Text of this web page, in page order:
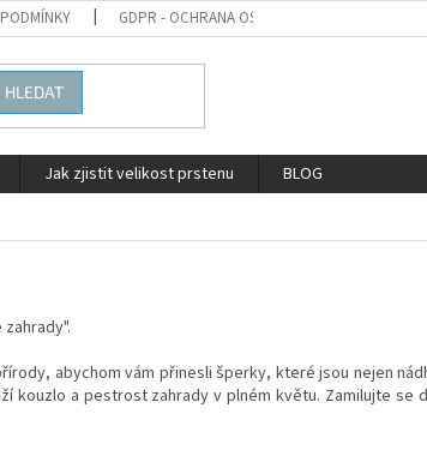
GDPR - OCHRANA OSOBNÍCH ÚDAJŮ
HLEDAT
Jak zjistit velikost prstenu
BLOG
abychom vám přinesli šperky, které jsou nejen
kouzlo a pestrost zahrady v plném květu. Zamilujte se